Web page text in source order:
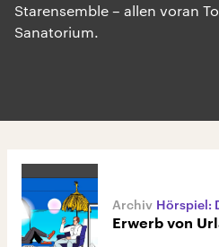
Starensemble – allen voran
Sanatorium.
Hörspiel:
Erwerb von